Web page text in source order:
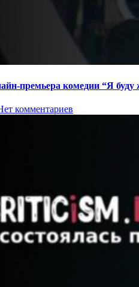
премьера комедии “Я буду
комментариев